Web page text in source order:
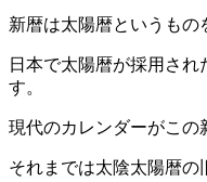
新暦は太陽暦というもの
日本で太陽暦が採用さ
す。
現代のカレンダーがこの
それまでは太陰太陽暦の